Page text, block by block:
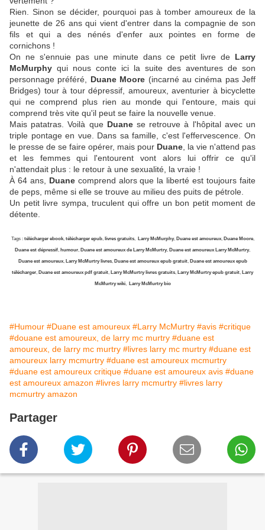
Rien. Sinon se décider, pourquoi pas à tomber amoureux de la
jeunette de 26 ans qui vient d'entrer dans la compagnie de son
fils et qui a des nénés d'enfer aux pointes en forme de
cornichons !
On ne s'ennuie pas une minute dans ce petit livre de Larry
McMurphy qui nous conte ici la suite des aventures de son
personnage préféré, Duane Moore (incarné au cinéma pas Jeff
Bridges) tour à tour dépressif, amoureux, aventurier à bicyclette
qui ne comprend plus rien au monde qui l'entoure, mais qui
comprend très vite qu'il peut se faire la nouvelle venue.
Mais patatras. Voilà que Duanese retrouve à l'hôpital avec un
triple pontage en vue. Dans sa famille, c'est l'effervescence. On
le presse de se faire opérer, mais pour Duane , la vie n'attend pas
et les femmes qui l'entourent vont alors lui offrir ce qu'il
n'attendait plus : le retour à une sexualité, la vraie !
À 64 ans, Duanecomprend alors que la liberté est toujours faite
de peps, même si elle se trouve au milieu des puits de pétrole.
Un petit livre sympa, truculent qui offre un bon petit moment de
détente.
Tags : télécharger ebook,télécharger epub, livres gratuits, Larry McMurphy, Duane est amoureux, Duane Moore,
Duane est dépressif, humour, Duane est amoureux de Larry McMurtry, Duane est amoureux Larry McMurtry,
Duane est amoureux, Larry McMurtry livres, Duane est amoureux epub gratuit, Duane est amoureux epub
télécharger, Duane est amoureux pdf gratuit, Larry McMurtry livres gratuits, Larry McMurtry epub gratuit, Larry
McMurtry wiki, Larry McMurtry bio
#Humour #Duane est amoureux #Larry McMurtry #avis #critique
#douane est amoureux, de larry mc murtry #duane est
amoureux, de larry mc murtry #livres larry mc murtry #duane est
amoureux larry mcmurtry #duane est amoureux mcmurtry
#duane est amoureux critique #duane est amoureux avis #duane
est amoureux amazon #livres larry mcmurtry #livres larry
mcmurtry amazon
Partager